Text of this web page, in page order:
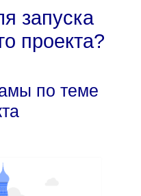
запуска
проекта?
по теме